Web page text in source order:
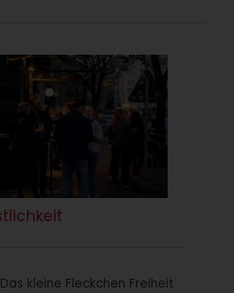
kleine Fleckchen Freiheit